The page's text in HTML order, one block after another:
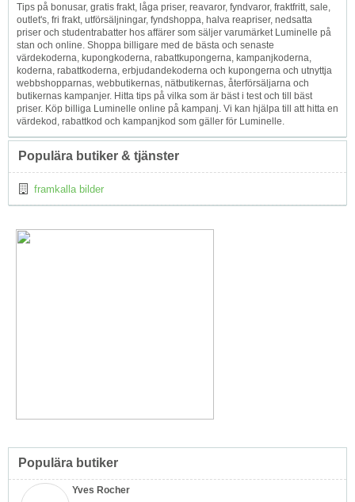
Tips på bonusar, gratis frakt, låga priser, reavaror, fyndvaror, fraktfritt, sale,
outlet's, fri frakt, utförsäljningar, fyndshoppa, halva reapriser, nedsatta
priser och studentrabatter hos affärer som säljer varumärket Luminelle på
stan och online. Shoppa billigare med de bästa och senaste
värdekoderna, kupongkoderna, rabattkupongerna, kampanjkoderna,
koderna, rabattkoderna, erbjudandekoderna och kupongerna och utnyttja
webbshopparnas, webbutikernas, nätbutikernas, återförsäljarna och
butikernas kampanjer. Hitta tips på vilka som är bäst i test och till bäst
priser. Köp billiga Luminelle online på kampanj. Vi kan hjälpa till att hitta en
värdekod, rabattkod och kampanjkod som gäller för Luminelle.
Populära butiker & tjänster
framkalla bilder
Populära butiker
Yves Rocher